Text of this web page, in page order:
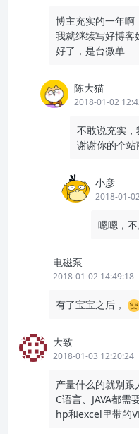
博主充实的一年啊
我就继续写好博客
好了，是台微单
陈大猫
2018-01-02
不敢说充实，
谢谢你的个站
小彦
2018-01-
嗯嗯，
电磁泵
2018-01-02 14:49:18
有了宝宝之后，
大致
2018-01-03 12:20:24
产量什么的就别跟
C语言、JAVA都
hp和excel里带的